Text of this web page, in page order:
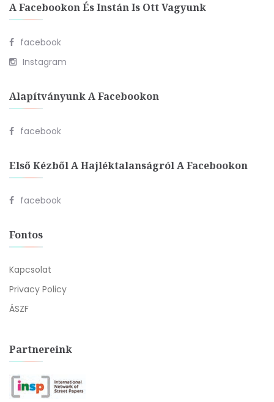
A Facebookon És Instán Is Ott Vagyunk
facebook
Instagram
Alapítványunk A Facebookon
facebook
Első Kézből A Hajléktalanságról A Facebookon
facebook
Fontos
Kapcsolat
Privacy Policy
ÁSZF
Partnereink